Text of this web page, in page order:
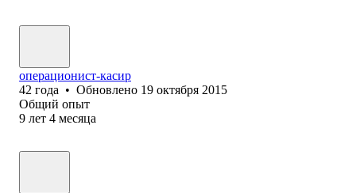
операционист-касир
42 года • Обновлено 19 октября 2015
Общий опыт
9 лет 4 месяца